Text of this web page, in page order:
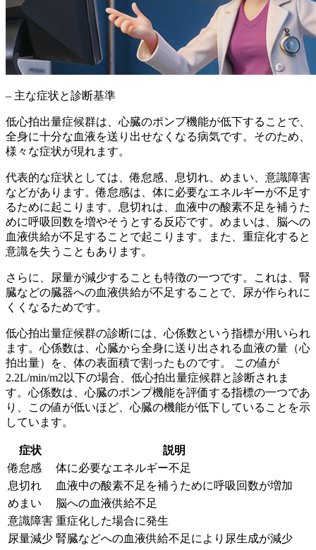
– 主な症状と診断基準
低心拍出量症候群は、心臓のポンプ機能が低下することで、
全身に十分な血液を送り出せなくなる病気です。そのため、
様々な症状が現れます。
代表的な症状としては、倦怠感、息切れ、めまい、意識障害
などがあります。倦怠感は、体に必要なエネルギーが不足す
るために起こります。息切れは、血液中の酸素不足を補うた
めに呼吸回数を増やそうとする反応です。めまいは、脳への
血液供給が不足することで起こります。また、重症化すると
意識を失うこともあります。
さらに、尿量が減少することも特徴の一つです。
これは、腎
臓などの臓器への血液供給が不足することで、尿が作られに
くくなるためです。
低心拍出量症候群の診断には、心係数という指標が用いられ
ます。心係数は、心臓から全身に送り出される血液の量（心
拍出量）を、体の表面積で割ったものです。
この値が
2.2L/min/m2以下の場合、低心拍出量症候群と診断されま
す。 心係数は、心臓のポンプ機能を評価する指標の一つであ
り、この値が低いほど、心臓の機能が低下していることを示
しています。
症状
説明
倦怠感
体に必要なエネルギー不足
息切れ
血液中の酸素不足を補うために呼吸回数が増加
めまい
脳への血液供給不足
意識障害 重症化した場合に発生
尿量減少 腎臓などへの血液供給不足により尿生成が減少